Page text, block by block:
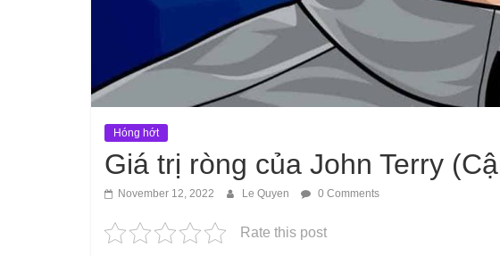
Hóng hớt
Giá trị ròng của John Terry
November 12, 2022 Le Quyen 0 Comments
Rate this post